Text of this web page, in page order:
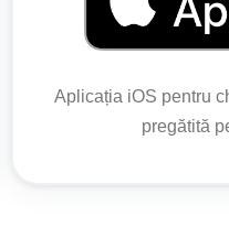
apropie, cu excepția
conducătorilor de
Aplicația iOS pentru
pregătită